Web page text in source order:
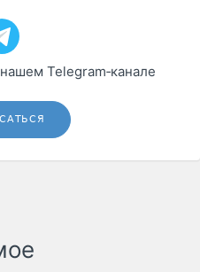
Telegram‑канале